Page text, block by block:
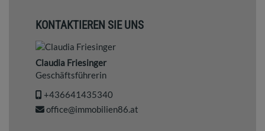
KONTAKTIEREN SIE UNS
Claudia Friesinger
Geschäftsführerin
+436641435340
office@immobilien86.at